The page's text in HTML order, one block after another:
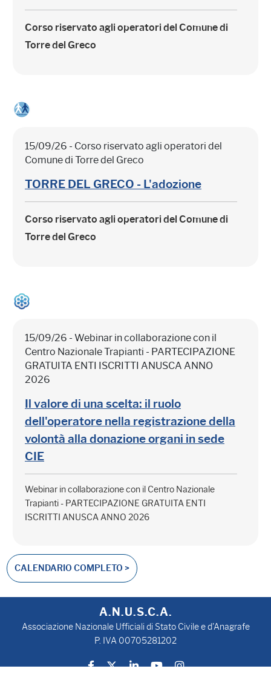
Corso riservato agli operatori del Comune di
Torre del Greco
15/09/26 - Corso riservato agli operatori del
Comune di Torre del Greco
TORRE DEL GRECO - L'adozione
Corso riservato agli operatori del Comune di
Torre del Greco
15/09/26 - Webinar in collaborazione con il
Centro Nazionale Trapianti - PARTECIPAZIONE
GRATUITA ENTI ISCRITTI ANUSCA ANNO
2026
Il valore di una scelta: il ruolo
dell'operatore nella registrazione della
volontà alla donazione organi in sede
CIE
Webinar in collaborazione con il Centro Nazionale
Trapianti - PARTECIPAZIONE GRATUITA ENTI
ISCRITTI ANUSCA ANNO 2026
CALENDARIO COMPLETO >
A.N.U.S.C.A.
Associazione Nazionale Ufficiali di Stato Civile e d'Anagrafe
P. IVA 00705281202